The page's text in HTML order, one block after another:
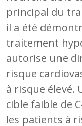
principal du
il a été
traitement
autorise une
risque
à risque élevé.
cible faible de
les patients à